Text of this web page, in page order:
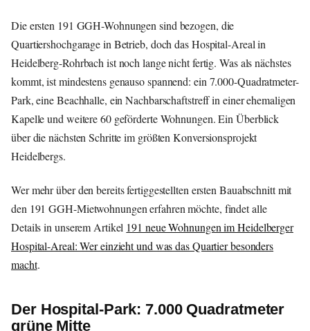
Die ersten 191 GGH-Wohnungen sind bezogen, die
Quartiershochgarage in Betrieb, doch das Hospital-Areal in
Heidelberg-Rohrbach ist noch lange nicht fertig. Was als nächstes
kommt, ist mindestens genauso spannend: ein 7.000-Quadratmeter-
Park, eine Beachhalle, ein Nachbarschaftstreff in einer ehemaligen
Kapelle und weitere 60 geförderte Wohnungen. Ein Überblick
über die nächsten Schritte im größten Konversionsprojekt
Heidelbergs.
Wer mehr über den bereits fertiggestellten ersten Bauabschnitt mit
den 191 GGH-Mietwohnungen erfahren möchte, findet alle
Details in unserem Artikel 191 neue Wohnungen im Heidelberger
Hospital-Areal: Wer einzieht und was das Quartier besonders
macht.
Der Hospital-Park: 7.000 Quadratmeter
grüne Mitte